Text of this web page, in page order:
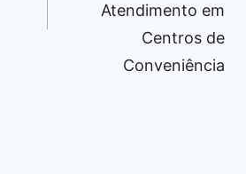
Atendimento em
Centros de
Conveniência